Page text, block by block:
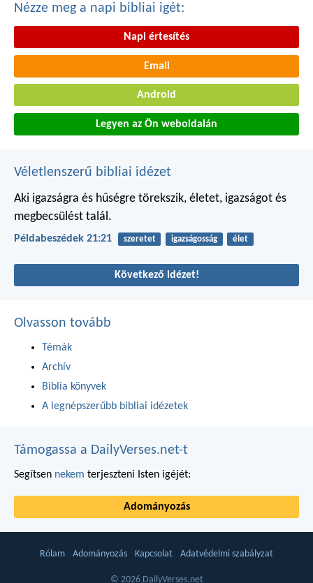
Nézze meg a napi bibliai igét:
Napi értesítés
Email
Android
Legyen az Ön weboldalán
Véletlenszerű bibliai idézet
Aki igazságra és hűségre törekszik, életet, igazságot és
megbecsülést talál.
Példabeszédek 21:21 szeretet igazságosság élet
Következő idézet!
Olvasson tovább
Témák
Archív
Biblia könyvek
A legnépszerűbb bibliai idézetek
Támogassa a DailyVerses.net-t
Segítsen nekem terjeszteni Isten igéjét:
Adományozás
Rólam Adományozás Kapcsolat Adatvédelmi szabályzat
© 2026 DailyVerses.net